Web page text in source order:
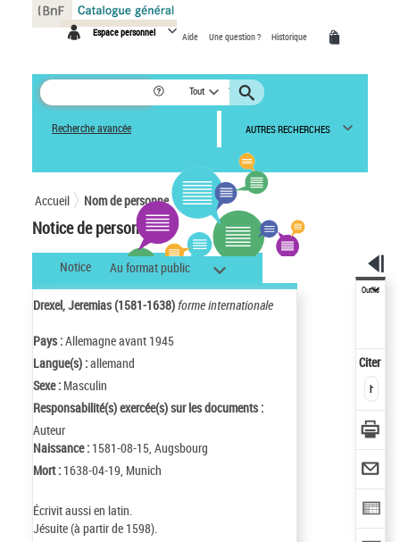
Espace personnel Aide Une question ? Historique
Tout
Recherche avancée AUTRES RECHERCHES
Accueil Nom de personne
Notice de personne
Notice Au format public
Drexel, Jeremias (1581-1638)forme internationale
Pays :Allemagne avant 1945
Langue(s) :allemand
Sexe : Masculin
Responsabilité(s) exercée(s) sur les documents :
Auteur
Naissance : 1581-08-15, Augsbourg
Mort : 1638-04-19, Munich
Écrivit aussi en latin.
Jésuite (à partir de 1598).
Outils
Citer
Panneau de gestion des cookies